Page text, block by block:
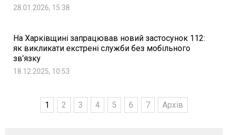
28.01.2026, 15:38
На Харківщині запрацював новий застосунок 112:
як викликати екстрені служби без мобільного
зв’язку
18.12.2025, 10:53
1 2 3 4 5 6 7 Архів